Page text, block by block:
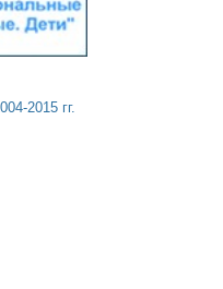
2015 гг.